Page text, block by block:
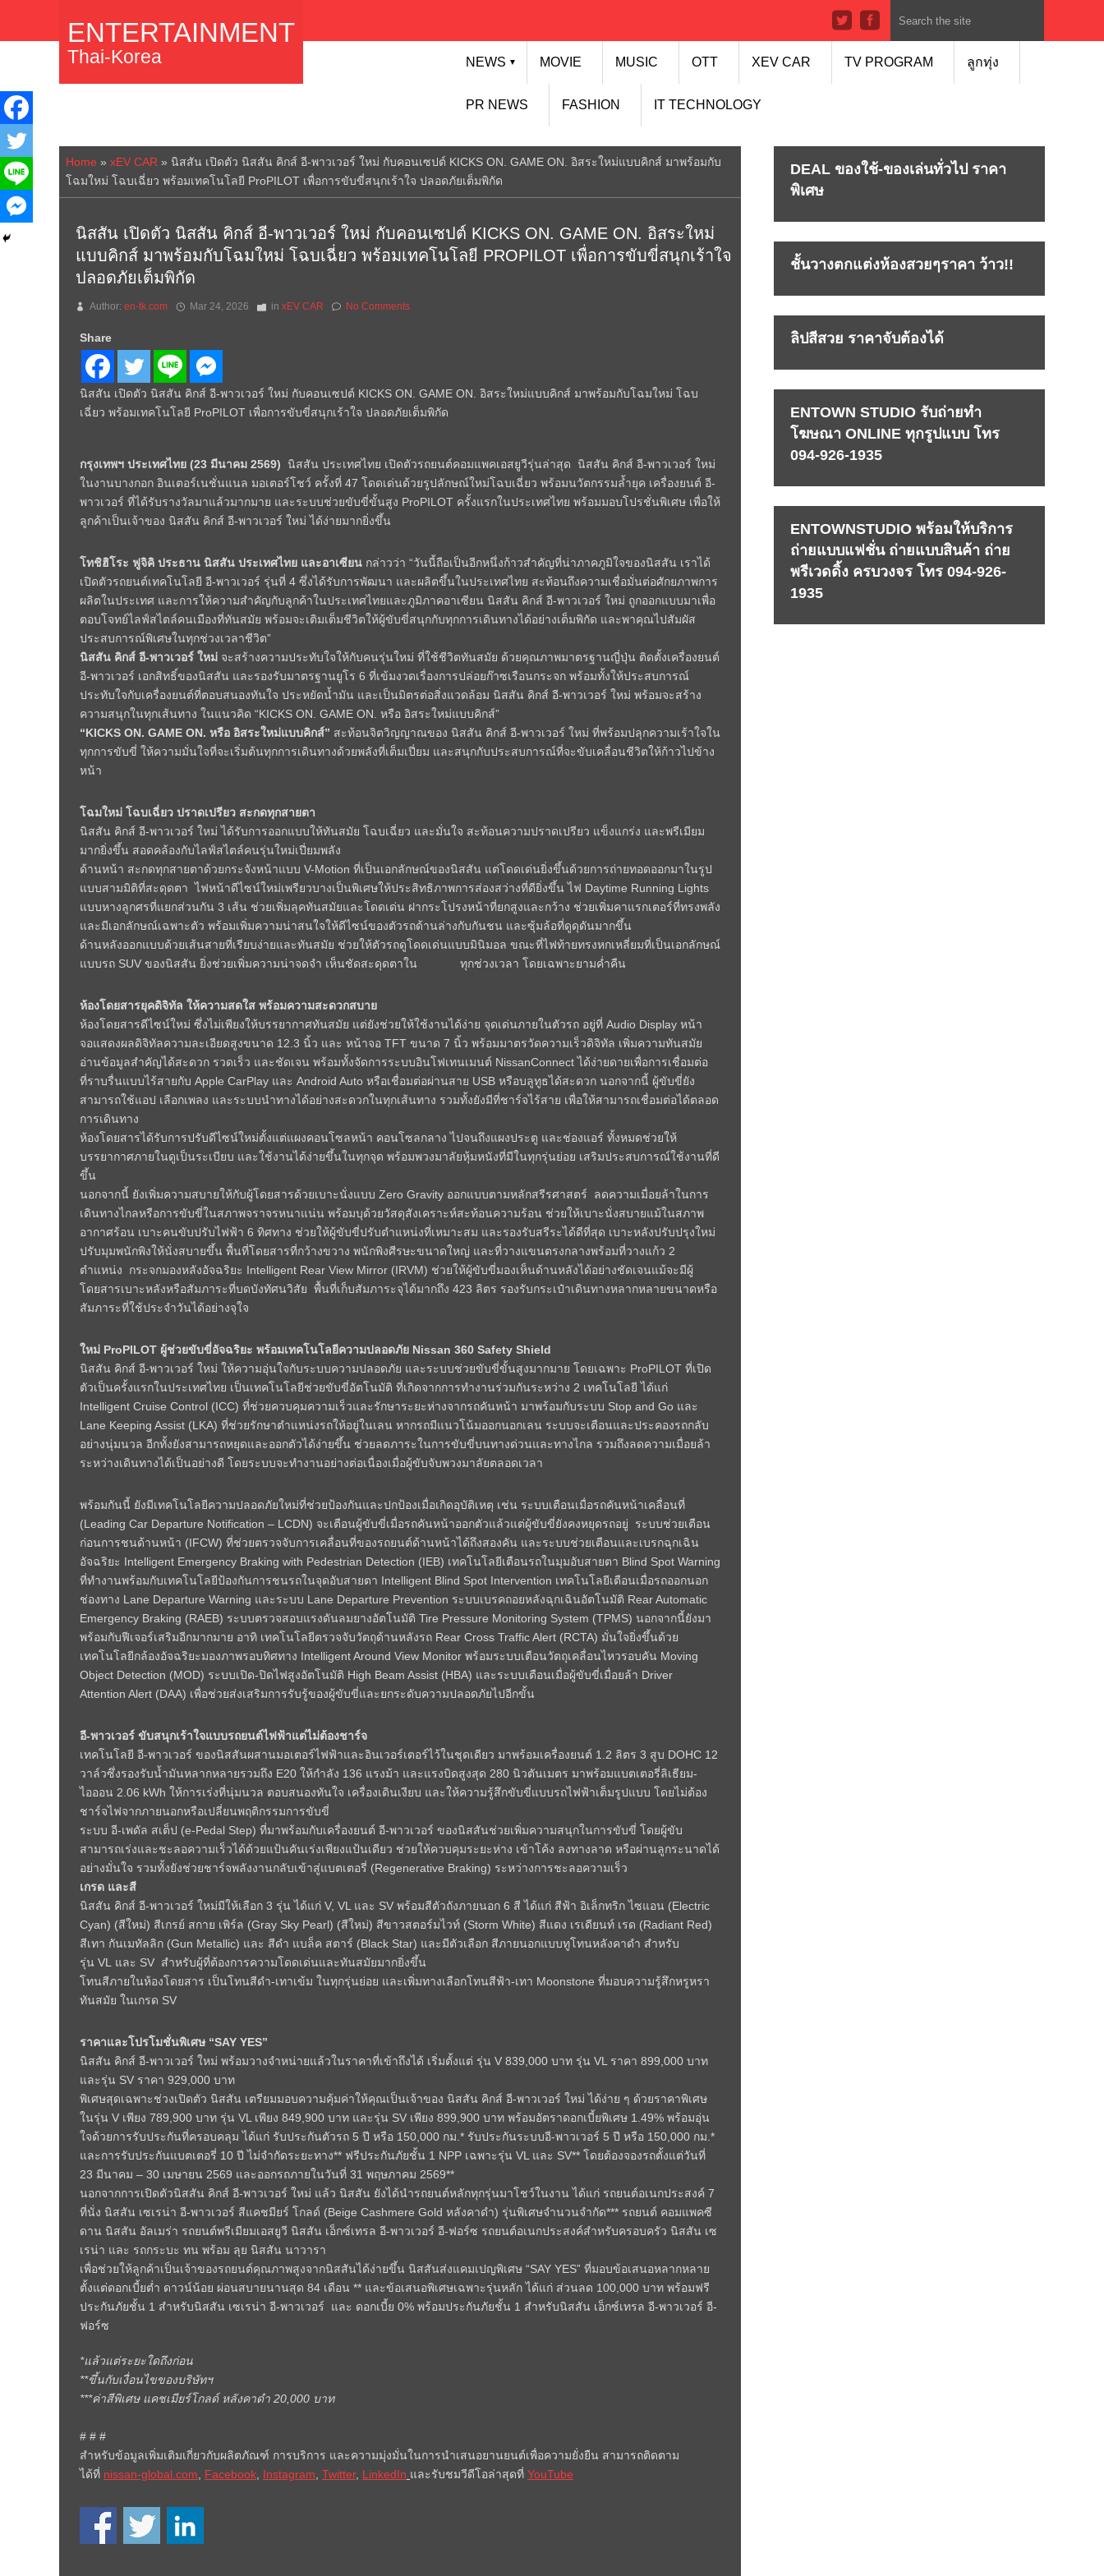
NEWS ▼ MOVIE MUSIC OTT XEV CAR TV PROGRAM ลูกทุ่ง
PR NEWS FASHION IT TECHNOLOGY
ENTERTAINMENT
Thai-Korea
Home » xEV CAR » นิสสัน เปิดตัว นิสสัน คิกส์ อี-พาวเวอร์ ใหม่ กับคอนเซปต์ KICKS ON. GAME ON. อิสระใหม่แบบคิกส์ มาพร้อมกับ
โฉมใหม่ โฉบเฉี่ยว พร้อมเทคโนโลยี ProPILOT เพื่อการขับขี่สนุกเร้าใจ ปลอดภัยเต็มพิกัด
นิสสัน เปิดตัว นิสสัน คิกส์ อี-พาวเวอร์ ใหม่ กับคอนเซปต์ KICKS ON. GAME ON. อิสระใหม่
แบบคิกส์ มาพร้อมกับโฉมใหม่ โฉบเฉี่ยว พร้อมเทคโนโลยี PROPILOT เพื่อการขับขี่สนุกเร้าใจ
ปลอดภัยเต็มพิกัด
Author: en-tk.com Mar 24, 2026 in xEV CAR No Comments
Share
นิสสัน เปิดตัว นิสสัน คิกส์ อี-พาวเวอร์ ใหม่ กับคอนเซปต์ KICKS ON. GAME ON. อิสระใหม่แบบคิกส์ มาพร้อมกับโฉมใหม่ โฉบ
เฉี่ยว พร้อมเทคโนโลยี ProPILOT เพื่อการขับขี่สนุกเร้าใจ ปลอดภัยเต็มพิกัด
กรุงเทพฯ ประเทศไทย (23 มีนาคม 2569) นิสสัน ประเทศไทย เปิดตัวรถยนต์คอมแพคเอสยูวีรุ่นล่าสุด นิสสัน คิกส์ อี-พาวเวอร์ ใหม่
ในงานบางกอก อินเตอร์เนชั่นแนล มอเตอร์โชว์ ครั้งที่ 47 โดดเด่นด้วยรูปลักษณ์ใหม่โฉบเฉี่ยว พร้อมนวัตกรรมล้ำยุค เครื่องยนต์ อี-
พาวเวอร์ ที่ได้รับรางวัลมาแล้วมากมาย และระบบช่วยขับขี่ขั้นสูง ProPILOT ครั้งแรกในประเทศไทย พร้อมมอบโปรชั่นพิเศษ เพื่อให้
ลูกค้าเป็นเจ้าของ นิสสัน คิกส์ อี-พาวเวอร์ ใหม่ ได้ง่ายมากยิ่งขึ้น
โทชิฮิโระ ฟูจิคิ ประธาน นิสสัน ประเทศไทย และอาเซียน กล่าวว่า “วันนี้ถือเป็นอีกหนึ่งก้าวสำคัญที่น่าภาคภูมิใจของนิสสัน เราได้
เปิดตัวรถยนต์เทคโนโลยี อี-พาวเวอร์ รุ่นที่ 4 ซึ่งได้รับการพัฒนา และผลิตขึ้นในประเทศไทย สะท้อนถึงความเชื่อมั่นต่อศักยภาพการ
ผลิตในประเทศ และการให้ความสำคัญกับลูกค้าในประเทศไทยและภูมิภาคอาเซียน นิสสัน คิกส์ อี-พาวเวอร์ ใหม่ ถูกออกแบบมาเพื่อ
ตอบโจทย์ไลฟ์สไตล์คนเมืองที่ทันสมัย พร้อมจะเติมเต็มชีวิตให้ผู้ขับขี่สนุกกับทุกการเดินทางได้อย่างเต็มพิกัด และพาคุณไปสัมผัส
ประสบการณ์พิเศษในทุกช่วงเวลาชีวิต”
นิสสัน คิกส์ อี-พาวเวอร์ ใหม่ จะสร้างความประทับใจให้กับคนรุ่นใหม่ ที่ใช้ชีวิตทันสมัย ด้วยคุณภาพมาตรฐานญี่ปุ่น ติดตั้งเครื่องยนต์
อี-พาวเวอร์ เอกสิทธิ์ของนิสสัน และรองรับมาตรฐานยูโร 6 ที่เข้มงวดเรื่องการปล่อยก๊าซเรือนกระจก พร้อมทั้งให้ประสบการณ์
ประทับใจกับเครื่องยนต์ที่ตอบสนองทันใจ ประหยัดน้ำมัน และเป็นมิตรต่อสิ่งแวดล้อม นิสสัน คิกส์ อี-พาวเวอร์ ใหม่ พร้อมจะสร้าง
ความสนุกในทุกเส้นทาง ในแนวคิด “KICKS ON. GAME ON. หรือ อิสระใหม่แบบคิกส์”
“KICKS ON. GAME ON. หรือ อิสระใหม่แบบคิกส์” สะท้อนจิตวิญญาณของ นิสสัน คิกส์ อี-พาวเวอร์ ใหม่ ที่พร้อมปลุกความเร้าใจใน
ทุกการขับขี่ ให้ความมั่นใจที่จะเริ่มต้นทุกการเดินทางด้วยพลังที่เต็มเปี่ยม และสนุกกับประสบการณ์ที่จะขับเคลื่อนชีวิตให้ก้าวไปข้าง
หน้า
โฉมใหม่ โฉบเฉี่ยว ปราดเปรียว สะกดทุกสายตา
นิสสัน คิกส์ อี-พาวเวอร์ ใหม่ ได้รับการออกแบบให้ทันสมัย โฉบเฉี่ยว และมั่นใจ สะท้อนความปราดเปรียว แข็งแกร่ง และพรีเมียม
มากยิ่งขึ้น สอดคล้องกับไลฟ์สไตล์คนรุ่นใหม่เปี่ยมพลัง
ด้านหน้า สะกดทุกสายตาด้วยกระจังหน้าแบบ V-Motion ที่เป็นเอกลักษณ์ของนิสสัน แต่โดดเด่นยิ่งขึ้นด้วยการถ่ายทอดออกมาในรูป
แบบสามมิติที่สะดุดตา ไฟหน้าดีไซน์ใหม่เพรียวบางเป็นพิเศษให้ประสิทธิภาพการส่องสว่างที่ดียิ่งขึ้น ไฟ Daytime Running Lights
แบบหางลูกศรที่แยกส่วนกัน 3 เส้น ช่วยเพิ่มลุคทันสมัยและโดดเด่น ฝากระโปรงหน้าที่ยกสูงและกว้าง ช่วยเพิ่มคาแรกเตอร์ที่ทรงพลัง
และมีเอกลักษณ์เฉพาะตัว พร้อมเพิ่มความน่าสนใจให้ดีไซน์ของตัวรถด้านล่างกับกันชน และซุ้มล้อที่ดูดุดันมากขึ้น
ด้านหลังออกแบบด้วยเส้นสายที่เรียบง่ายและทันสมัย ช่วยให้ตัวรถดูโดดเด่นแบบมินิมอล ขณะที่ไฟท้ายทรงหกเหลี่ยมที่เป็นเอกลักษณ์
แบบรถ SUV ของนิสสัน ยิ่งช่วยเพิ่มความน่าจดจำ เห็นชัดสะดุดตาใน ทุกช่วงเวลา โดยเฉพาะยามค่ำคืน
ห้องโดยสารยุคดิจิทัล ให้ความสดใส พร้อมความสะดวกสบาย
ห้องโดยสารดีไซน์ใหม่ ซึ่งไม่เพียงให้บรรยากาศทันสมัย แต่ยังช่วยให้ใช้งานได้ง่าย จุดเด่นภายในตัวรถ อยู่ที่ Audio Display หน้า
จอแสดงผลดิจิทัลความละเอียดสูงขนาด 12.3 นิ้ว และ หน้าจอ TFT ขนาด 7 นิ้ว พร้อมมาตรวัดความเร็วดิจิทัล เพิ่มความทันสมัย
อ่านข้อมูลสำคัญได้สะดวก รวดเร็ว และชัดเจน พร้อมทั้งจัดการระบบอินโฟเทนเมนต์ NissanConnect ได้ง่ายดายเพื่อการเชื่อมต่อ
ที่ราบรื่นแบบไร้สายกับ Apple CarPlay และ Android Auto หรือเชื่อมต่อผ่านสาย USB หรือบลูทูธได้สะดวก นอกจากนี้ ผู้ขับขี่ยัง
สามารถใช้แอป เลือกเพลง และระบบนำทางได้อย่างสะดวกในทุกเส้นทาง รวมทั้งยังมีที่ชาร์จไร้สาย เพื่อให้สามารถเชื่อมต่อได้ตลอด
การเดินทาง
ห้องโดยสารได้รับการปรับดีไซน์ใหม่ตั้งแต่แผงคอนโซลหน้า คอนโซลกลาง ไปจนถึงแผงประตู และช่องแอร์ ทั้งหมดช่วยให้
บรรยากาศภายในดูเป็นระเบียบ และใช้งานได้ง่ายขึ้นในทุกจุด พร้อมพวงมาลัยหุ้มหนังที่มีในทุกรุ่นย่อย เสริมประสบการณ์ใช้งานที่ดี
ขึ้น
นอกจากนี้ ยังเพิ่มความสบายให้กับผู้โดยสารด้วยเบาะนั่งแบบ Zero Gravity ออกแบบตามหลักสรีรศาสตร์ ลดความเมื่อยล้าในการ
เดินทางไกลหรือการขับขี่ในสภาพจราจรหนาแน่น พร้อมบุด้วยวัสดุสังเคราะห์สะท้อนความร้อน ช่วยให้เบาะนั่งสบายแม้ในสภาพ
อากาศร้อน เบาะคนขับปรับไฟฟ้า 6 ทิศทาง ช่วยให้ผู้ขับขี่ปรับตำแหน่งที่เหมาะสม และรองรับสรีระได้ดีที่สุด เบาะหลังปรับปรุงใหม่
ปรับมุมพนักพิงให้นั่งสบายขึ้น พื้นที่โดยสารที่กว้างขวาง พนักพิงศีรษะขนาดใหญ่ และที่วางแขนตรงกลางพร้อมที่วางแก้ว 2
ตำแหน่ง กระจกมองหลังอัจฉริยะ Intelligent Rear View Mirror (IRVM) ช่วยให้ผู้ขับขี่มองเห็นด้านหลังได้อย่างชัดเจนแม้จะมีผู้
โดยสารเบาะหลังหรือสัมภาระที่บดบังทัศนวิสัย พื้นที่เก็บสัมภาระจุได้มากถึง 423 ลิตร รองรับกระเป๋าเดินทางหลากหลายขนาดหรือ
สัมภาระที่ใช้ประจำวันได้อย่างจุใจ
ใหม่ ProPILOT ผู้ช่วยขับขี่อัจฉริยะ พร้อมเทคโนโลยีความปลอดภัย Nissan 360 Safety Shield
นิสสัน คิกส์ อี-พาวเวอร์ ใหม่ ให้ความอุ่นใจกับระบบความปลอดภัย และระบบช่วยขับขี่ขั้นสูงมากมาย โดยเฉพาะ ProPILOT ที่เปิด
ตัวเป็นครั้งแรกในประเทศไทย เป็นเทคโนโลยีช่วยขับขี่อัตโนมัติ ที่เกิดจากการทำงานร่วมกันระหว่าง 2 เทคโนโลยี ได้แก่
Intelligent Cruise Control (ICC) ที่ช่วยควบคุมความเร็วและรักษาระยะห่างจากรถคันหน้า มาพร้อมกับระบบ Stop and Go และ
Lane Keeping Assist (LKA) ที่ช่วยรักษาตำแหน่งรถให้อยู่ในเลน หากรถมีแนวโน้มออกนอกเลน ระบบจะเตือนและประคองรถกลับ
อย่างนุ่มนวล อีกทั้งยังสามารถหยุดและออกตัวได้ง่ายขึ้น ช่วยลดภาระในการขับขี่บนทางด่วนและทางไกล รวมถึงลดความเมื่อยล้า
ระหว่างเดินทางได้เป็นอย่างดี โดยระบบจะทำงานอย่างต่อเนื่องเมื่อผู้ขับจับพวงมาลัยตลอดเวลา
พร้อมกันนี้ ยังมีเทคโนโลยีความปลอดภัยใหม่ที่ช่วยป้องกันและปกป้องเมื่อเกิดอุบัติเหตุ เช่น ระบบเตือนเมื่อรถคันหน้าเคลื่อนที่
(Leading Car Departure Notification – LCDN) จะเตือนผู้ขับขี่เมื่อรถคันหน้าออกตัวแล้วแต่ผู้ขับขี่ยังคงหยุดรถอยู่
ระบบช่วยเตือน
ก่อนการชนด้านหน้า (IFCW) ที่ช่วยตรวจจับการเคลื่อนที่ของรถยนต์ด้านหน้าได้ถึงสองคัน และระบบช่วยเตือนและเบรกฉุกเฉิน
อัจฉริยะ Intelligent Emergency Braking with Pedestrian Detection (IEB) เทคโนโลยีเตือนรถในมุมอับสายตา Blind Spot Warning
ที่ทำงานพร้อมกับเทคโนโลยีป้องกันการชนรถในจุดอับสายตา Intelligent Blind Spot Intervention เทคโนโลยีเตือนเมื่อรถออกนอก
ช่องทาง Lane Departure Warning และระบบ Lane Departure Prevention ระบบเบรคถอยหลังฉุกเฉินอัตโนมัติ Rear Automatic
Emergency Braking (RAEB) ระบบตรวจสอบแรงดันลมยางอัตโนมัติ Tire Pressure Monitoring System (TPMS) นอกจากนี้ยังมา
พร้อมกับฟีเจอร์เสริมอีกมากมาย อาทิ เทคโนโลยีตรวจจับวัตถุด้านหลังรถ Rear Cross Traffic Alert (RCTA) มั่นใจยิ่งขึ้นด้วย
เทคโนโลยีกล้องอัจฉริยะมองภาพรอบทิศทาง Intelligent Around View Monitor พร้อมระบบเตือนวัตถุเคลื่อนไหวรอบคัน Moving
Object Detection (MOD) ระบบเปิด-ปิดไฟสูงอัตโนมัติ High Beam Assist (HBA) และระบบเตือนเมื่อผู้ขับขี่เมื่อยล้า Driver
Attention Alert (DAA) เพื่อช่วยส่งเสริมการรับรู้ของผู้ขับขี่และยกระดับความปลอดภัยไปอีกขั้น
อี-พาวเวอร์ ขับสนุกเร้าใจแบบรถยนต์ไฟฟ้าแต่ไม่ต้องชาร์จ
เทคโนโลยี อี-พาวเวอร์ ของนิสสันผสานมอเตอร์ไฟฟ้าและอินเวอร์เตอร์ไว้ในชุดเดียว มาพร้อมเครื่องยนต์ 1.2 ลิตร 3 สูบ DOHC 12
วาล์วซึ่งรองรับน้ำมันหลากหลายรวมถึง E20 ให้กำลัง 136 แรงม้า และแรงบิดสูงสุด 280 นิวตันเมตร มาพร้อมแบตเตอรี่ลิเธียม-
ไอออน 2.06 kWh ให้การเร่งที่นุ่มนวล ตอบสนองทันใจ เครื่องเดินเงียบ และให้ความรู้สึกขับขี่แบบรถไฟฟ้าเต็มรูปแบบ โดยไม่ต้อง
ชาร์จไฟจากภายนอกหรือเปลี่ยนพฤติกรรมการขับขี่
ระบบ อี-เพดัล สเต็ป (e-Pedal Step) ที่มาพร้อมกับเครื่องยนต์ อี-พาวเวอร์ ของนิสสันช่วยเพิ่มความสนุกในการขับขี่ โดยผู้ขับ
สามารถเร่งและชะลอความเร็วได้ด้วยแป้นคันเร่งเพียงแป้นเดียว ช่วยให้ควบคุมระยะห่าง เข้าโค้ง ลงทางลาด หรือผ่านลูกระนาดได้
อย่างมั่นใจ รวมทั้งยังช่วยชาร์จพลังงานกลับเข้าสู่แบตเตอรี่ (Regenerative Braking) ระหว่างการชะลอความเร็ว
เกรด และสี
นิสสัน คิกส์ อี-พาวเวอร์ ใหม่มีให้เลือก 3 รุ่น ได้แก่ V, VL และ SV พร้อมสีตัวถังภายนอก 6 สี ได้แก่ สีฟ้า อิเล็กทริก ไซแอน (Electric
Cyan) (สีใหม่) สีเกรย์ สกาย เพิร์ล (Gray Sky Pearl) (สีใหม่) สีขาวสตอร์มไวท์ (Storm White) สีแดง เรเดียนท์ เรด (Radiant Red)
สีเทา กันเมทัลลิก (Gun Metallic) และ สีดำ แบล็ค สตาร์ (Black Star) และมีตัวเลือก สีภายนอกแบบทูโทนหลังคาดำ สำหรับ
รุ่น VL และ SV สำหรับผู้ที่ต้องการความโดดเด่นและทันสมัยมากยิ่งขึ้น
โทนสีภายในห้องโดยสาร เป็นโทนสีดำ-เทาเข้ม ในทุกรุ่นย่อย และเพิ่มทางเลือกโทนสีฟ้า-เทา Moonstone ที่มอบความรู้สึกหรูหรา
ทันสมัย ในเกรด SV
ราคาและโปรโมชั่นพิเศษ “SAY YES”
นิสสัน คิกส์ อี-พาวเวอร์ ใหม่ พร้อมวางจำหน่ายแล้วในราคาที่เข้าถึงได้ เริ่มตั้งแต่ รุ่น V 839,000 บาท รุ่น VL ราคา 899,000 บาท
และรุ่น SV ราคา 929,000 บาท
พิเศษสุดเฉพาะช่วงเปิดตัว นิสสัน เตรียมมอบความคุ้มค่าให้คุณเป็นเจ้าของ นิสสัน คิกส์ อี-พาวเวอร์ ใหม่ ได้ง่าย ๆ ด้วยราคาพิเศษ
ในรุ่น V เพียง 789,900 บาท รุ่น VL เพียง 849,900 บาท และรุ่น SV เพียง 899,900 บาท พร้อมอัตราดอกเบี้ยพิเศษ 1.49% พร้อมอุ่น
ใจด้วยการรับประกันที่ครอบคลุม ได้แก่ รับประกันตัวรถ 5 ปี หรือ 150,000 กม.* รับประกันระบบอี-พาวเวอร์ 5 ปี หรือ 150,000 กม.*
และการรับประกันแบตเตอรี่ 10 ปี ไม่จำกัดระยะทาง** ฟรีประกันภัยชั้น 1 NPP เฉพาะรุ่น VL และ SV** โดยต้องจองรถตั้งแต่วันที่
23 มีนาคม – 30 เมษายน 2569 และออกรถภายในวันที่ 31 พฤษภาคม 2569**
นอกจากการเปิดตัวนิสสัน คิกส์ อี-พาวเวอร์ ใหม่ แล้ว นิสสัน ยังได้นำรถยนต์หลักทุกรุ่นมาโชว์ในงาน ได้แก่ รถยนต์อเนกประสงค์ 7
ที่นั่ง นิสสัน เซเรน่า อี-พาวเวอร์ สีแคชมียร์ โกลด์ (Beige Cashmere Gold หลังคาดำ) รุ่นพิเศษจำนวนจำกัด*** รถยนต์ คอมแพคซี
ดาน นิสสัน อัลเมร่า รถยนต์พรีเมียมเอสยูวี นิสสัน เอ็กซ์เทรล อี-พาวเวอร์ อี-ฟอร์ซ รถยนต์อเนกประสงค์สำหรับครอบครัว นิสสัน เซ
เรน่า และ รถกระบะ ทน พร้อม ลุย นิสสัน นาวารา
เพื่อช่วยให้ลูกค้าเป็นเจ้าของรถยนต์คุณภาพสูงจากนิสสันได้ง่ายขึ้น นิสสันส่งแคมเปญพิเศษ “SAY YES” ที่มอบข้อเสนอหลากหลาย
ตั้งแต่ดอกเบี้ยต่ำ ดาวน์น้อย ผ่อนสบายนานสุด 84 เดือน ** และข้อเสนอพิเศษเฉพาะรุ่นหลัก ได้แก่ ส่วนลด 100,000 บาท พร้อมฟรี
ประกันภัยชั้น 1 สำหรับนิสสัน เซเรน่า อี-พาวเวอร์ และ ดอกเบี้ย 0% พร้อมประกันภัยชั้น 1 สำหรับนิสสัน เอ็กซ์เทรล อี-พาวเวอร์ อี-
ฟอร์ซ
*แล้วแต่ระยะใดถึงก่อน
**ขึ้นกับเงื่อนไขของบริษัทฯ
***ค่าสีพิเศษ แคชเมียร์โกลด์ หลังคาดำ 20,000 บาท
# # #
สำหรับข้อมูลเพิ่มเติมเกี่ยวกับผลิตภัณฑ์ การบริการ และความมุ่งมั่นในการนำเสนอยานยนต์เพื่อความยั่งยืน สามารถติดตาม
ได้ที่ nissan-global.com Facebook Instagram Twitter, LinkedIn และรับชมวีดีโอล่าสุดที่ YouTube
DEAL ของใช้-ของเล่นทั่วไป ราคา
พิเศษ
ชั้นวางตกแต่งห้องสวยๆราคา ว้าว!!
ลิปสีสวย ราคาจับต้องได้
ENTOWN STUDIO รับถ่ายทำ
โฆษณา ONLINE ทุกรูปแบบ โทร
094-926-1935
ENTOWNSTUDIO พร้อมให้บริการ
ถ่ายแบบแฟชั่น ถ่ายแบบสินค้า ถ่าย
พรีเวดดิ้ง ครบวงจร โทร 094-926-
1935